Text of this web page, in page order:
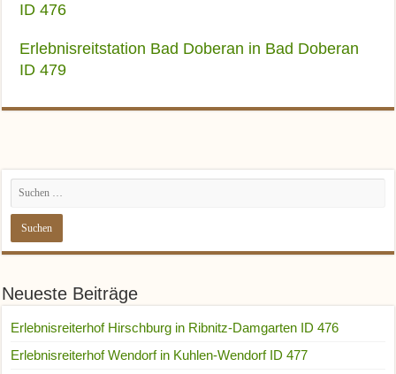
ID 476
Erlebnisreitstation Bad Doberan in Bad Doberan
ID 479
Neueste Beiträge
Erlebnisreiterhof Hirschburg in Ribnitz-Damgarten ID 476
Erlebnisreiterhof Wendorf in Kuhlen-Wendorf ID 477